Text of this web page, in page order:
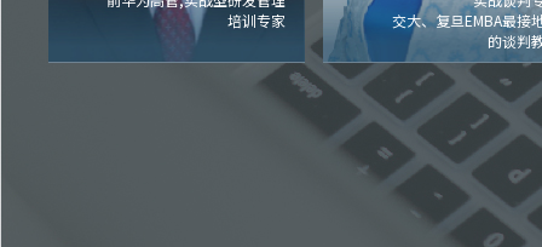
培训专家
交大、复旦EMBA最接
的谈判